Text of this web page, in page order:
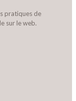
pratiques de
sur le web.